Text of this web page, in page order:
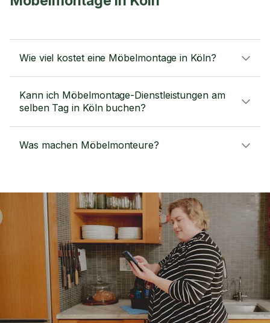
Wie viel kostet eine Möbelmontage in Köln?
Kann ich Möbelmontage-Dienstleistungen am
selben Tag in Köln buchen?
Was machen Möbelmonteure?